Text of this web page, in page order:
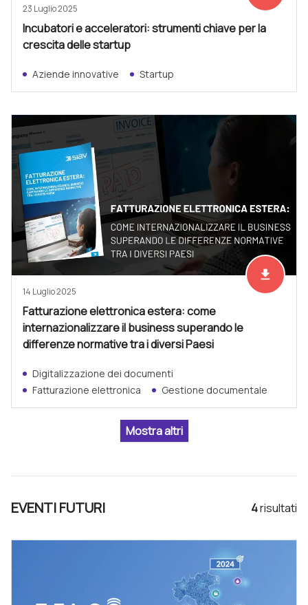
23 Luglio 2025
Incubatori e acceleratori: strumenti chiave per la
crescita delle startup
Aziende innovative Startup
Scarica
file_download
14 Luglio 2025
Fatturazione elettronica estera: come
internazionalizzare il business superando le
differenze normative tra i diversi Paesi
Digitalizzazione dei documenti
Fatturazione elettronica
Gestione documentale
EVENTI FUTURI 4risultati